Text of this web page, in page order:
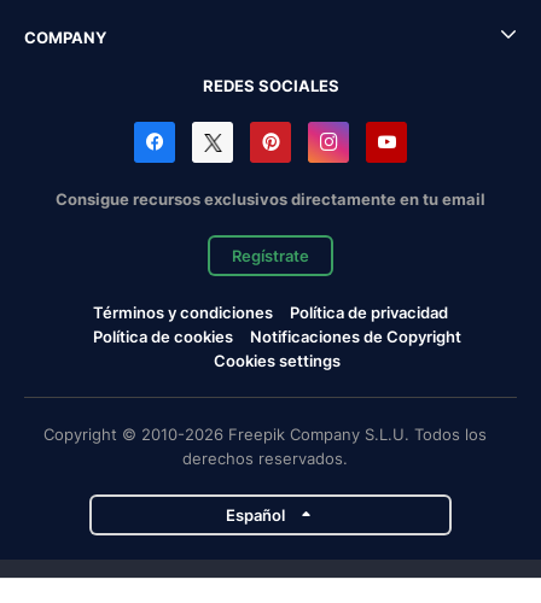
COMPANY
REDES SOCIALES
Consigue recursos exclusivos directamente en tu email
Regístrate
Términos y condiciones
Política de privacidad
Política de cookies
Notificaciones de Copyright
Cookies settings
Copyright © 2010-2026 Freepik Company S.L.U. Todos los
derechos reservados.
Español